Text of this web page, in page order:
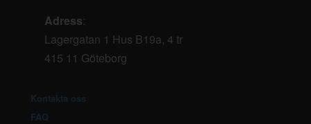
Adress:
Lagergatan 1 Hus B19a, 4 tr
415 11 Göteborg
Kontakta oss
FAQ